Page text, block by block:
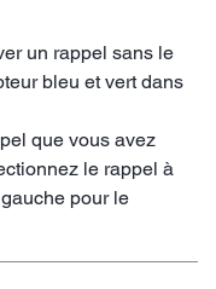
un rappel sans le
bleu et vert dans
que vous avez
le rappel à
pour le